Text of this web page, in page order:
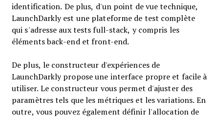
identification. De plus, d'un point de vue technique,
LaunchDarkly est une plateforme de test complète
qui s'adresse aux tests full-stack, y compris les
éléments back-end et front-end.
De plus, le constructeur d'expériences de
LaunchDarkly propose une interface propre et facile à
utiliser. Le constructeur vous permet d'ajuster des
paramètres tels que les métriques et les variations. En
outre, vous pouvez également définir l'allocation de